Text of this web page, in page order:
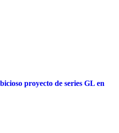
proyecto de series GL en